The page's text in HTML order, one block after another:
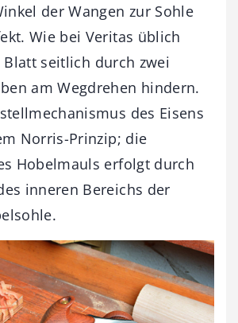
der Wangen zur Sohle
Wie bei Veritas üblich
Blatt seitlich durch zwei
am Wegdrehen hindern.
des Eisens
Norris-Prinzip; die
Hobelmauls erfolgt durch
inneren Bereichs der